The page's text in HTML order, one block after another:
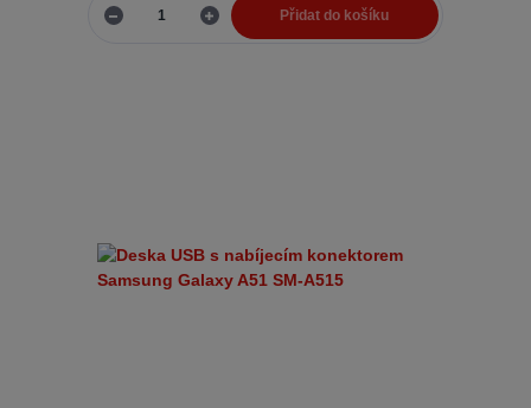
Přidat do košíku